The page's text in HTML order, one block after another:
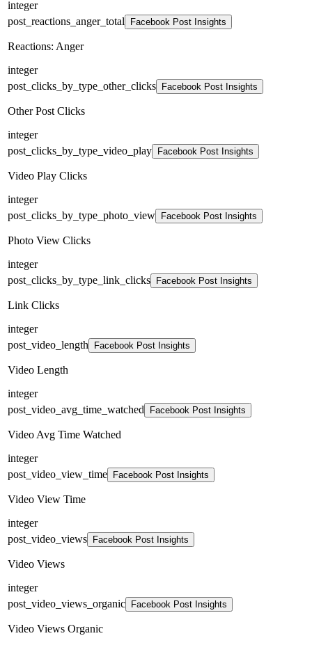
integer
post_reactions_anger_total
Facebook Post Insights
Reactions: Anger
integer
post_clicks_by_type_other_clicks
Facebook Post Insights
Other Post Clicks
integer
post_clicks_by_type_video_play
Facebook Post Insights
Video Play Clicks
integer
post_clicks_by_type_photo_view
Facebook Post Insights
Photo View Clicks
integer
post_clicks_by_type_link_clicks
Facebook Post Insights
Link Clicks
integer
post_video_length
Facebook Post Insights
Video Length
integer
post_video_avg_time_watched
Facebook Post Insights
Video Avg Time Watched
integer
post_video_view_time
Facebook Post Insights
Video View Time
integer
post_video_views
Facebook Post Insights
Video Views
integer
post_video_views_organic
Facebook Post Insights
Video Views Organic